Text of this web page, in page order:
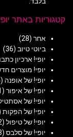
קטגוריות באתר
אחר (28)
ביוטי טיוב (36)
יופי! ארכיון
יופי! מוצרים
יופי! של אופנה (35)
יופי! של איפור (631)
יופי! של
יופי! של הפקות
יופי! של טיפול (502)
יופי! של סלבס (73)